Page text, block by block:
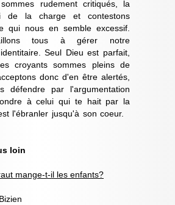
rudement critiqués, la
de la charge et contestons
qui nous en semble excessif.
tous à gérer notre
Seul Dieu est parfait,
croyants sommes pleins de
donc d'en être alertés,
défendre par l'argumentation
à celui qui te hait par la
l'ébranler jusqu'à son coeur.
loin
mange-t-il les enfants?